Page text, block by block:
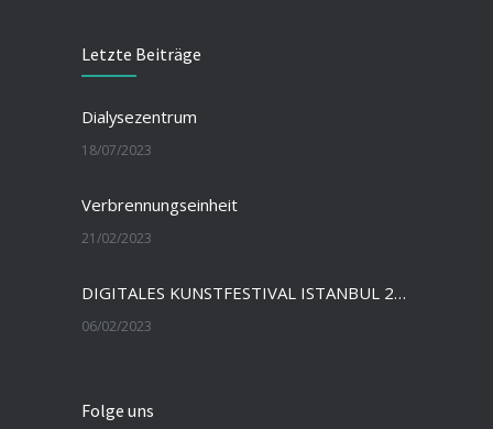
Letzte Beiträge
Dialysezentrum
18/07/2023
Verbrennungseinheit
21/02/2023
DIGITALES KUNSTFESTIVAL ISTANBUL 2020
06/02/2023
Folge uns